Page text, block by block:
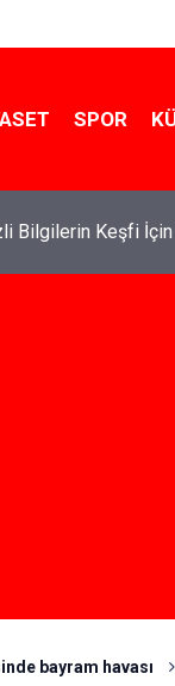
SPOR
Seçenekleriyle
bayram havası